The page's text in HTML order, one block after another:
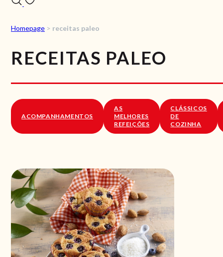
Homepage > receitas paleo
RECEITAS PALEO
ACOMPANHAMENTOS
AS
MELHORES
REFEIÇÕES
CLÁSSICOS
DE
COZINHA